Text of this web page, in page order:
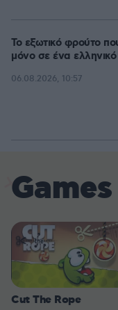
Το εξωτικό φρούτο
μόνο σε ένα ελληνικό
06.08.2026, 10:57
Games
Cut The Rope